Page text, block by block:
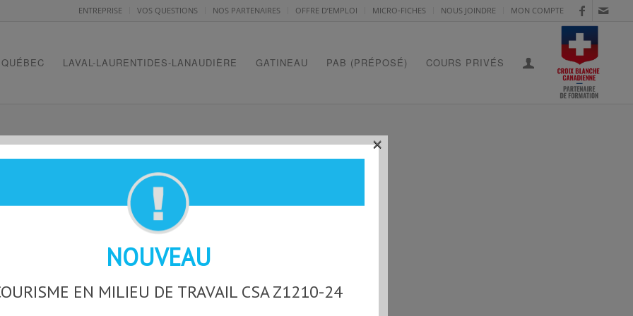
ENTREPRISE VOS QUESTIONS NOS PARTENAIRES OFFRE D’EMPLOI MICRO-FICHES NOUS JOINDRE MON COMPTE
QUÉBEC LAVAL-LAURENTIDES-LANAUDIÈRE GATINEAU PAB (PRÉPOSÉ) COURS PRIVÉS
CAS
NOUVEAU
EN MILIEU DE TRAVAIL CSA Z1210-24
×